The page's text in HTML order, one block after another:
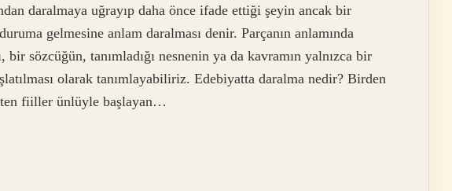
daralmaya uğrayıp daha önce ifade ettiği şeyin ancak bir
gelmesine anlam daralması denir. Parçanın anlamında
bir sözcüğün, tanımladığı nesnenin ya da kavramın yalnızca bir
olarak tanımlayabiliriz. Edebiyatta daralma nedir? Birden
fiiller ünlüyle başlayan…